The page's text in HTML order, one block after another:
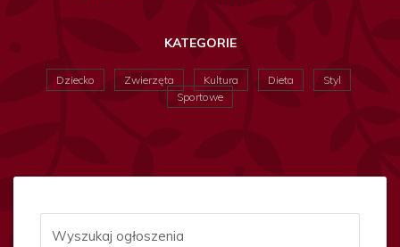
KATEGORIE
Dziecko Zwierzęta Kultura Dieta
Styl
Sportowe